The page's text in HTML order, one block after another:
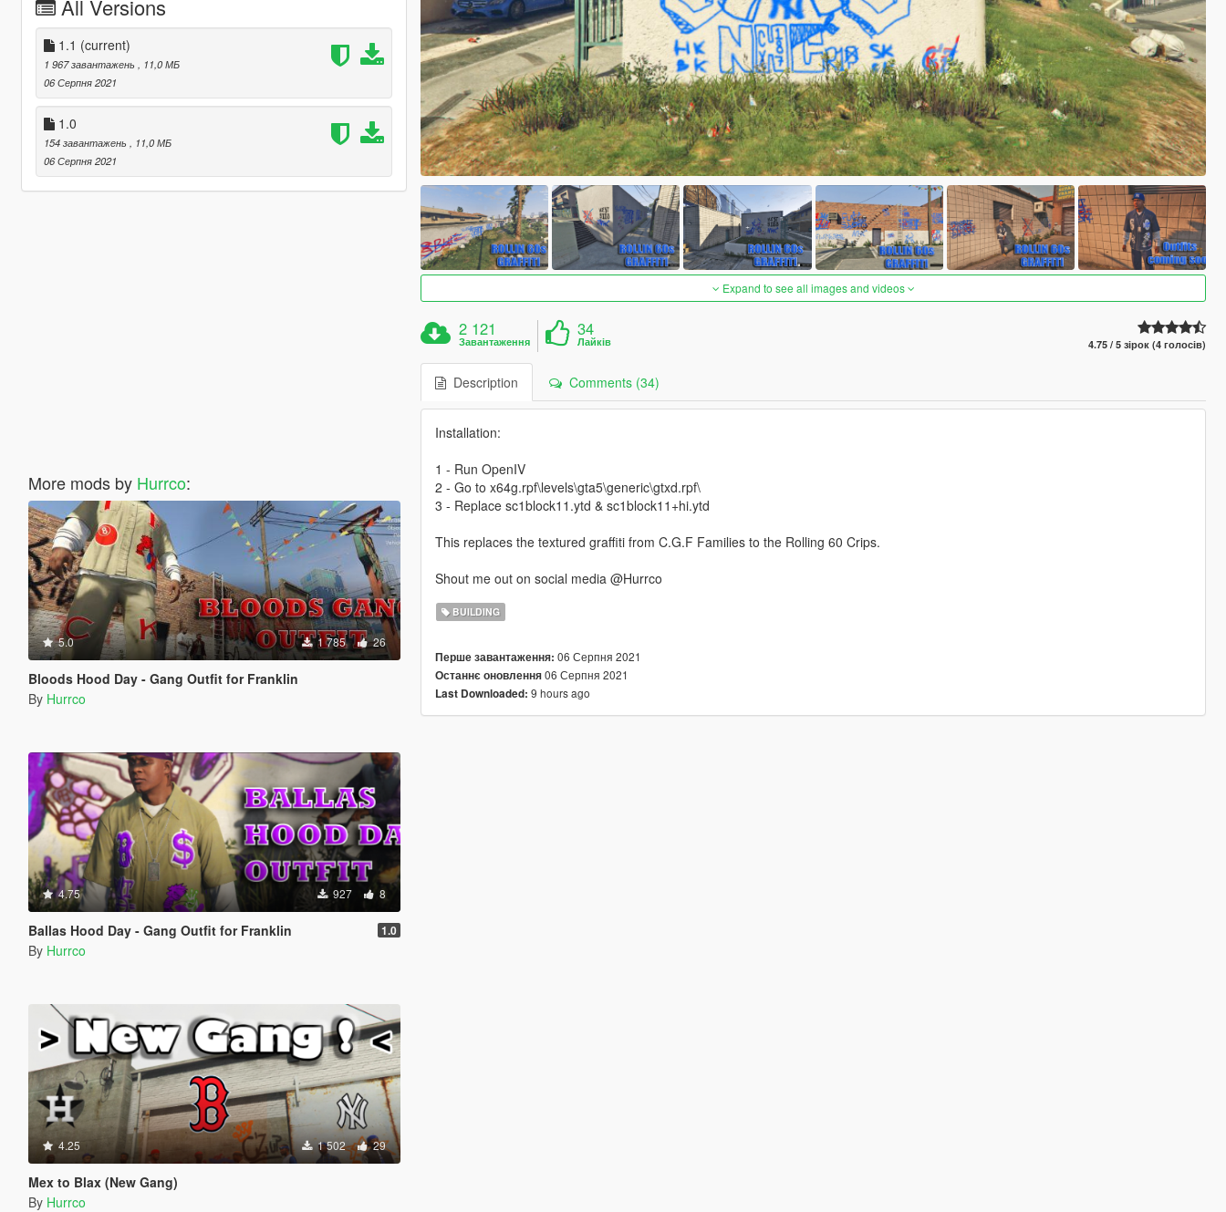
All Versions
1.1 (current)
1 967 завантажень
, 11,0 МБ
06 Серпня 2021
1.0
154 завантажень
, 11,0 МБ
06 Серпня 2021
More mods by Hurrco:
5.0 1 785 26
Bloods Hood Day - Gang Outfit for Franklin
By Hurrco
4.75 927 8
Ballas Hood Day - Gang Outfit for Franklin 1.0
By Hurrco
4.25 1 502 29
Mex to Blax (New Gang)
By Hurrco
Expand to see all images and videos
2 121
Завантаження
34
Лайків 4.75 / 5 зірок (4 голосів)
Description Comments (34)
Installation:
1 - Run OpenIV
2 - Go to x64g.rpf\levels\gta5\generic\gtxd.rpf\
3 - Replace sc1block11.ytd & sc1block11+hi.ytd
This replaces the textured graffiti from C.G.F Families to the Rolling 60 Crips.
Shout me out on social media @Hurrco
BUILDING
Перше завантаження: 06 Серпня 2021
Останнє оновлення06 Серпня 2021
Last Downloaded: 9 hours ago